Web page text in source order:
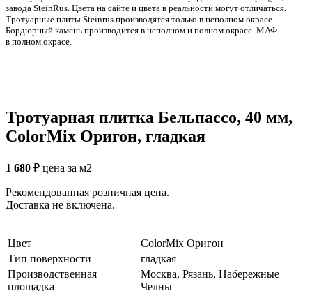
заводa SteinRus. Цвета на сайте и цвета в реальности могут отличаться.
Тротуарные плиты Steinrus производятся только в неполном окрасе.
Бордюрный камень производится в неполном и полном окрасе. МАФ -
в полном окрасе.
Тротуарная плитка Бельпассо, 40 мм,
ColorMix Оригон, гладкая
1 680 ₽ цена за м2
Рекомендованная розничная цена.
Доставка не включена.
Цвет
ColorMix Оригон
Тип поверхности
гладкая
Производственная
площадка
Москва, Рязань, Набережные
Челны